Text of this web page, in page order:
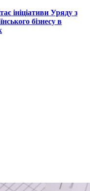
ініціативи Уряду з
бізнесу в